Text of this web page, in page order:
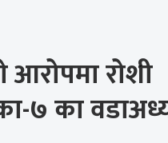
रोशी
७ का